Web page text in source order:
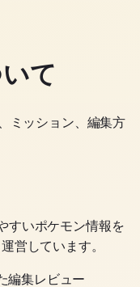
て
ミッション、編集方
すいポケモン情報を
営しています。
編集レビュー